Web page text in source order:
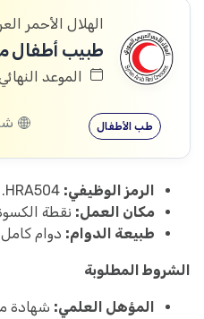
الهلال الأحمر
طبيب
الموعد النهائي: 10/08/
طب الأطفال
الرمز الوظيفي:
مكان العمل: نقطة
طبيعة الدوام: دوام
الشروط المطلوبة
المؤهل العلمي: شهادة